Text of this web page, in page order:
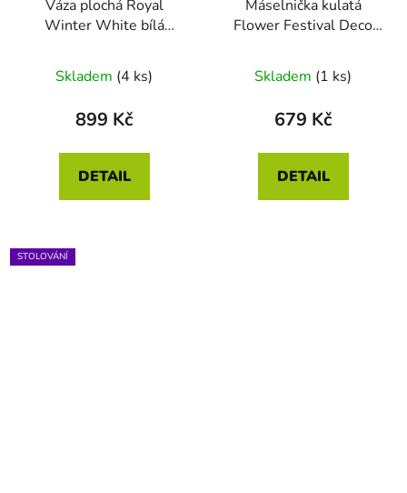
Váza plochá Royal
Winter White bílá
Skladem (4 ks)
899 Kč
DETAIL
Máselnička kulatá
Flower Festival Deco
Skladem (1 ks)
679 Kč
DETAIL
STOLOVÁNÍ